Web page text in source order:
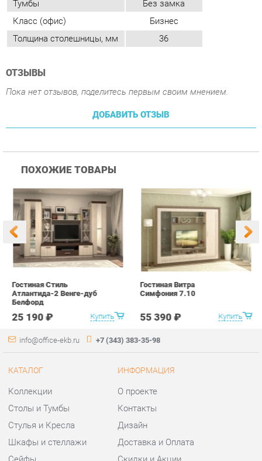
Пока нет отзывов, поделитесь первым своим мнением.
ДОБАВИТЬ ОТЗЫВ
Купить
Гостиная Стиль
Атлантида-2 Венге-дуб
Белфорд
25 190 ₽ Купить
Гостиная Витра
Симфония 7.10
55 390 ₽
info@office-ekb.ru +7 (343) 383-35-98
Коллекции
Столы и Тумбы
Хранение инструментов
Мягкая офисная мебель
Контакты
Гарантия
Помощь
ГОРОДА КОНТАКТЫ